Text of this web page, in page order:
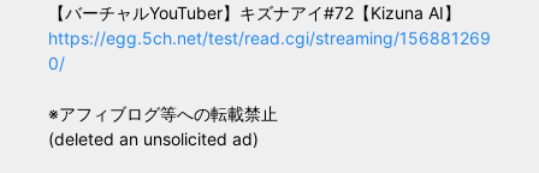
【バーチャルYouTuber】キズナアイ#72【Kizuna AI】
https://egg.5ch.net/test/read.cgi/streaming/156881269
0/
※アフィブログ等への転載禁止
(deleted an unsolicited ad)